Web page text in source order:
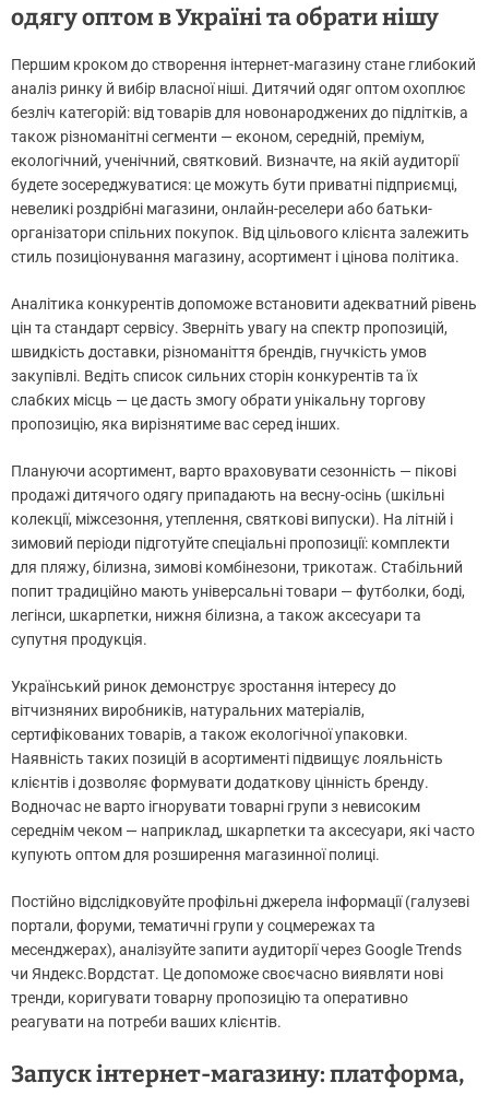
одягу оптом в Україні та обрати нішу
Першим кроком до створення інтернет-магазину стане глибокий
аналіз ринку й вибір власної ніші. Дитячий одяг оптом охоплює
безліч категорій: від товарів для новонароджених до підлітків, а
також різноманітні сегменти — економ, середній, преміум,
екологічний, ученічний, святковий. Визначте, на якій аудиторії
будете зосереджуватися: це можуть бути приватні підприємці,
невеликі роздрібні магазини, онлайн-реселери або батьки-
організатори спільних покупок. Від цільового клієнта залежить
стиль позиціонування магазину, асортимент і цінова політика.
Аналітика конкурентів допоможе встановити адекватний рівень
цін та стандарт сервісу. Зверніть увагу на спектр пропозицій,
швидкість доставки, різноманіття брендів, гнучкість умов
закупівлі. Ведіть список сильних сторін конкурентів та їх
слабких місць — це дасть змогу обрати унікальну торгову
пропозицію, яка вирізнятиме вас серед інших.
Плануючи асортимент, варто враховувати сезонність — пікові
продажі дитячого одягу припадають на весну-осінь (шкільні
колекції, міжсезоння, утеплення, святкові випуски). На літній і
зимовий періоди підготуйте спеціальні пропозиції: комплекти
для пляжу, білизна, зимові комбінезони, трикотаж. Стабільний
попит традиційно мають універсальні товари — футболки, боді,
легінси, шкарпетки, нижня білизна, а також аксесуари та
супутня продукція.
Український ринок демонструє зростання інтересу до
вітчизняних виробників, натуральних матеріалів,
сертифікованих товарів, а також екологічної упаковки.
Наявність таких позицій в асортименті підвищує лояльність
клієнтів і дозволяє формувати додаткову цінність бренду.
Водночас не варто ігнорувати товарні групи з невисоким
середнім чеком — наприклад, шкарпетки та аксесуари, які часто
купують оптом для розширення магазинної полиці.
Постійно відслідковуйте профільні джерела інформації (галузеві
портали, форуми, тематичні групи у соцмережах та
месенджерах), аналізуйте запити аудиторії через Google Trends
чи Яндекс.Вордстат. Це допоможе своєчасно виявляти нові
тренди, коригувати товарну пропозицію та оперативно
реагувати на потреби ваших клієнтів.
Запуск інтернет-магазину: платформа,